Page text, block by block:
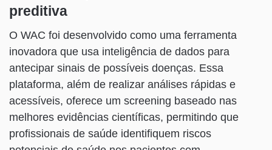
preditiva
O WAC foi desenvolvido como uma ferramenta
inovadora que usa inteligência de dados para
antecipar sinais de possíveis doenças. Essa
plataforma, além de realizar análises rápidas e
acessíveis, oferece um screening baseado nas
melhores evidências científicas, permitindo que
profissionais de saúde identifiquem riscos